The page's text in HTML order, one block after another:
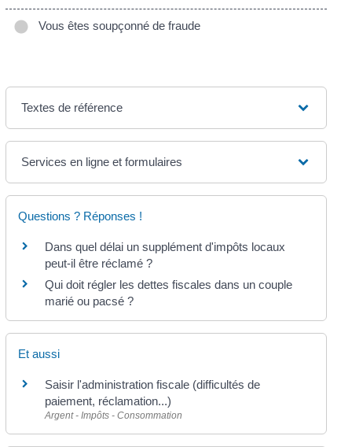
Vous êtes soupçonné de fraude
Textes de référence
Services en ligne et formulaires
Questions ? Réponses !
Dans quel délai un supplément d'impôts locaux
peut-il être réclamé ?
Qui doit régler les dettes fiscales dans un couple
marié ou pacsé ?
Et aussi
Saisir l'administration fiscale (difficultés de
paiement, réclamation...)
Argent - Impôts - Consommation